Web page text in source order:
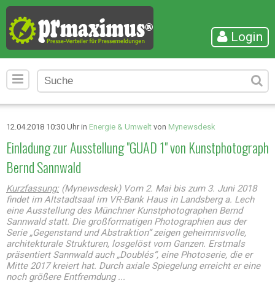
Login
12.04.2018 10:30 Uhr in Energie & Umwelt von Mynewsdesk
Einladung zur Ausstellung "GUAD 1" von Kunstphotograph
Bernd Sannwald
Kurzfassung:(Mynewsdesk) Vom 2. Mai bis zum 3. Juni 2018
findet im Altstadtsaal im VR-Bank Haus in Landsberg a. Lech
eine Ausstellung des Münchner Kunstphotographen Bernd
Sannwald statt. Die großformatigen Photographien aus der
Serie „Gegenstand und Abstraktion“ zeigen geheimnisvolle,
architekturale Strukturen, losgelöst vom Ganzen. Erstmals
präsentiert Sannwald auch „Doublés“, eine Photoserie, die er
Mitte 2017 kreiert hat. Durch axiale Spiegelung erreicht er eine
noch größere Entfremdung ...